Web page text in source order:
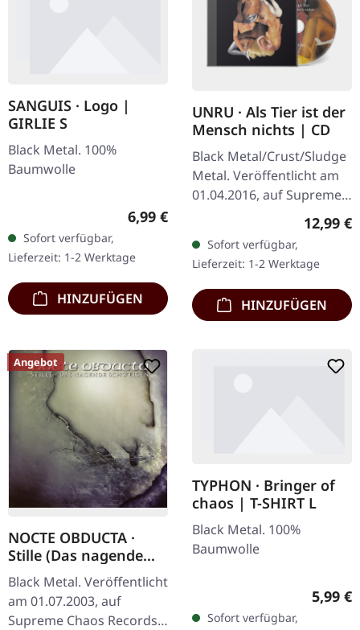
SANGUIS · Logo |
GIRLIE S
Black Metal. 100%
Baumwolle
Regulärer Preis:
6,99 €
Sofort verfügbar,
Lieferzeit: 1-2 Werktage
HINZUFÜGEN
UNRU · Als Tier ist der
Mensch nichts | CD
Black Metal/Crust/Sludge
Metal. Veröffentlicht am
01.04.2016, auf Supreme
Chaos Records. Limitierte
CD im Jewelcase. Aus dem
Underground-Nichts…
12,99 €
Sofort verfügbar,
Lieferzeit: 1-2 Werktage
HINZUFÜGEN
Angebot
NOCTE OBDUCTA ·
Stille (Das nagende
Schweigen) | CD
Black Metal. Veröffentlicht
am 01.07.2003, auf
Supreme Chaos Records.
TYPHON · Bringer of
chaos | T-SHIRT L
Black Metal. 100%
Baumwolle
5,99 €
Sofort verfügbar,